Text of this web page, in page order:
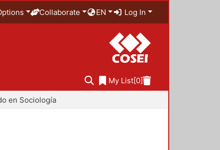
Collaborate EN Log In
My List[0]
en Sociología